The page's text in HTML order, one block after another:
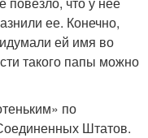
ее. Конечно,
ей имя во
такого папы можно
по
Штатов.